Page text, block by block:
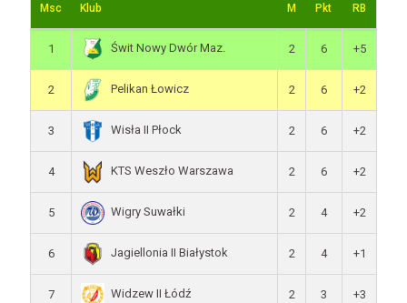
Msc Klub M Pkt RB
1 Świt Nowy Dwór Maz. 2 6 +5
2 Pelikan Łowicz 2 6 +2
3 Wisła II Płock 2 6 +2
4 KTS Weszło Warszawa 2 6 +2
5 Wigry Suwałki 2 4 +2
6 Jagiellonia II Białystok 2 4 +1
7 Widzew II Łódź 2 3 +3